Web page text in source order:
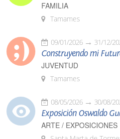
FAMILIA
Tamames
09/01/2026 31/12/
Construyendo mi
JUVENTUD
Tamames
08/05/2026 30/08/
Exposición Oswaldo
ARTE / EXPOSICIONES